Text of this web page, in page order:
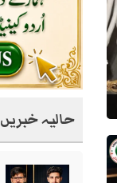
حالیہ خبریں